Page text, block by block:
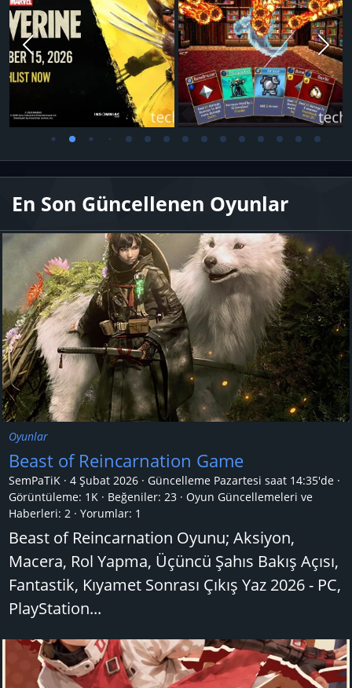
En Son Güncellenen Oyunlar
Oyunlar
Beast of Reincarnation Game
SemPaTiK 4 Şubat 2026 Güncelleme Pazartesi saat 14:35'de
Görüntüleme: 1K
Beğeniler: 23
Oyun Güncellemeleri ve
Haberleri: 2 Yorumlar: 1
Beast of Reincarnation Oyunu; Aksiyon,
Macera, Rol Yapma, Üçüncü Şahıs Bakış Açısı,
Fantastik, Kıyamet Sonrası Çıkış Yaz 2026 - PC,
PlayStation...